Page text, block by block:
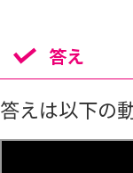
答え
答えは以下の